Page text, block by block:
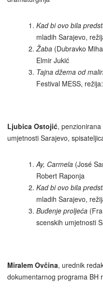
Kad bi ovo bila
mladih Sarajevo,
Žaba (Dubravko
Elmir Jukić
Tajna džema od
Festival MESS,
Ljubica Ostojić,
umjetnosti Sarajevo,
Ay, Carmela (José
Robert Raponja
Kad bi ovo bila
mladih Sarajevo,
Buđenje proljeća
scenskih umjetnosti
Miralem Ovčina, urednik
dokumentarnog programa BH